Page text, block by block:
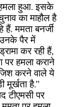
हमला हुआ. इसके
का माहौल है
ममता बनर्जी
उनके पैर में
कर रही हैं,
पर हमला कराने
करने वाले ये
है.’’
टीएमसी पर